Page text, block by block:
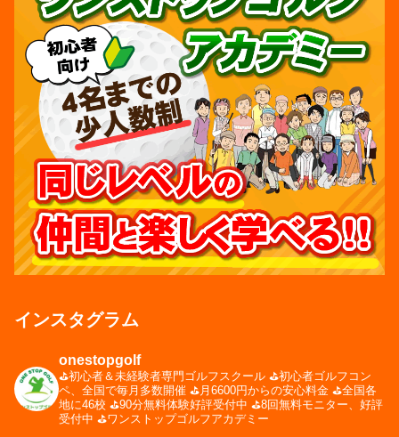
インスタグラム
onestopgolf
⛳️初心者＆未経験者専門ゴルフスクール ⛳️初心者ゴルフコン
ペ、全国で毎月多数開催 ⛳️月6600円からの安心料金 ⛳️全国各
地に46校 ⛳️90分無料体験好評受付中 ⛳️8回無料モニター、好評
受付中 ⛳️ワンストップゴルフアカデミー